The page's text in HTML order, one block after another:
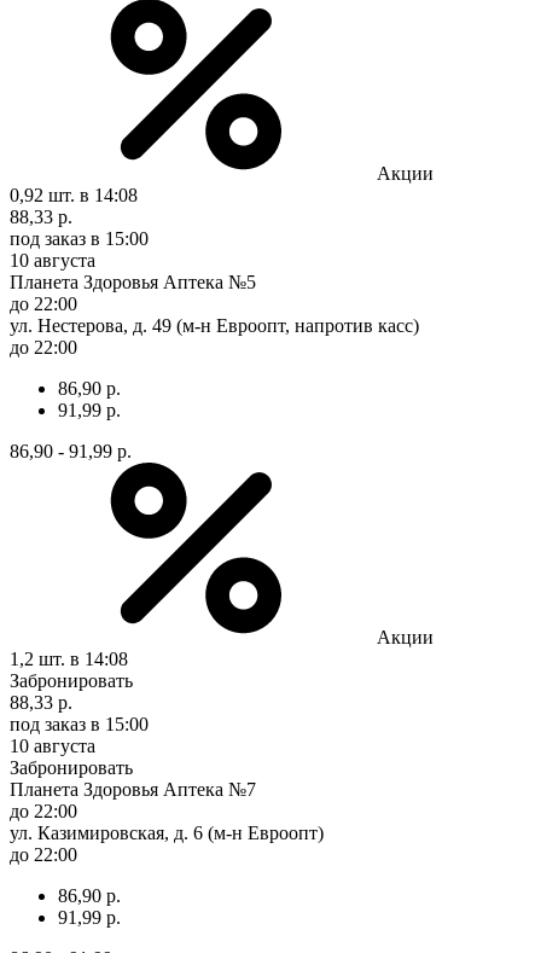
Акции
0,92 шт. в 14:08
88,33 р.
под заказ в 15:00
10 августа
Планета Здоровья Аптека №5
до 22:00
ул. Нестерова, д. 49 (м-н Евроопт, напротив касс)
до 22:00
86,90 р.
91,99 р.
86,90 - 91,99 р.
Акции
1,2 шт. в 14:08
Забронировать
88,33 р.
под заказ в 15:00
10 августа
Забронировать
Планета Здоровья Аптека №7
до 22:00
ул. Казимировская, д. 6 (м-н Евроопт)
до 22:00
86,90 р.
91,99 р.